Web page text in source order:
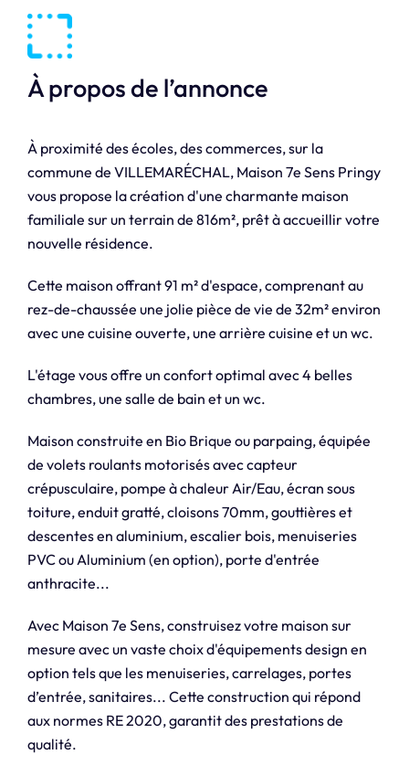
À propos de l’annonce
À proximité des écoles, des commerces, sur la
commune de VILLEMARÉCHAL, Maison 7e Sens Pringy
vous propose la création d'une charmante maison
familiale sur un terrain de 816m², prêt à accueillir votre
nouvelle résidence.
Cette maison offrant 91 m² d'espace, comprenant au
rez-de-chaussée une jolie pièce de vie de 32m² environ
avec une cuisine ouverte, une arrière cuisine et un wc.
L'étage vous offre un confort optimal avec 4 belles
chambres, une salle de bain et un wc.
Maison construite en Bio Brique ou parpaing, équipée
de volets roulants motorisés avec capteur
crépusculaire, pompe à chaleur Air/Eau, écran sous
toiture, enduit gratté, cloisons 70mm, gouttières et
descentes en aluminium, escalier bois, menuiseries
PVC ou Aluminium (en option), porte d'entrée
anthracite...
Avec Maison 7e Sens, construisez votre maison sur
mesure avec un vaste choix d'équipements design en
option tels que les menuiseries, carrelages, portes
d’entrée, sanitaires... Cette construction qui répond
aux normes RE 2020, garantit des prestations de
qualité.